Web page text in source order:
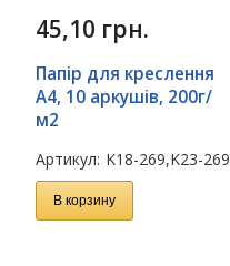
45,10 грн.
Папір для креслення
А4, 10 аркушів, 200г/
м2
Артикул: K18-269,K23-269
В корзину